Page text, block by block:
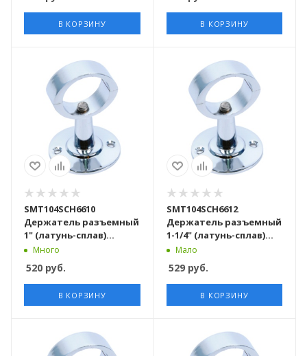
В КОРЗИНУ В КОРЗИНУ
SMT104SCH6610
Держатель разъемный
1" (латунь-сплав)
хромированный 100шт/
Много
520 руб.
В КОРЗИНУ
SMT104SCH6612
Держатель разъемный
1-1/4" (латунь-сплав)
хромированный 100
шт/кор
Мало
529руб.
В КОРЗИНУ